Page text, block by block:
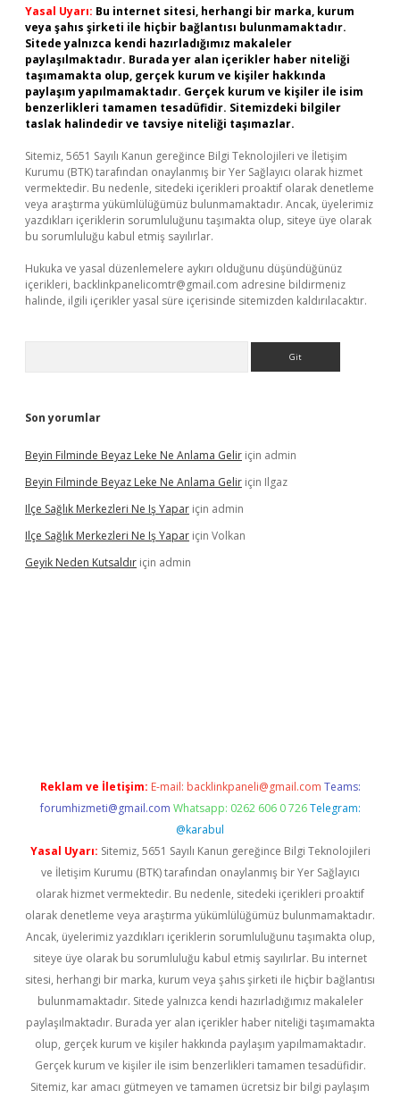
Yasal Uyarı: Bu internet sitesi, herhangi bir marka, kurum
veya şahıs şirketi ile hiçbir bağlantısı bulunmamaktadır.
Sitede yalnızca kendi hazırladığımız makaleler
paylaşılmaktadır. Burada yer alan içerikler haber niteliği
taşımamakta olup, gerçek kurum ve kişiler hakkında
paylaşım yapılmamaktadır. Gerçek kurum ve kişiler ile isim
benzerlikleri tamamen tesadüfidir. Sitemizdeki bilgiler
taslak halindedir ve tavsiye niteliği taşımazlar.
Sitemiz, 5651 Sayılı Kanun gereğince Bilgi Teknolojileri ve İletişim
Kurumu (BTK) tarafından onaylanmış bir Yer Sağlayıcı olarak hizmet
vermektedir. Bu nedenle, sitedeki içerikleri proaktif olarak denetleme
veya araştırma yükümlülüğümüz bulunmamaktadır. Ancak, üyelerimiz
yazdıkları içeriklerin sorumluluğunu taşımakta olup, siteye üye olarak
bu sorumluluğu kabul etmiş sayılırlar.
Hukuka ve yasal düzenlemelere aykırı olduğunu düşündüğünüz
içerikleri, backlinkpanelicomtr@gmail.com adresine bildirmeniz
halinde, ilgili içerikler yasal süre içerisinde sitemizden kaldırılacaktır.
Son yorumlar
Beyin Filminde Beyaz Leke Ne Anlama Gelir için admin
Beyin Filminde Beyaz Leke Ne Anlama Gelir için Ilgaz
Ilçe Sağlık Merkezleri Ne Iş Yapar için admin
Ilçe Sağlık Merkezleri Ne Iş Yapar için Volkan
Geyik Neden Kutsaldır için admin
Reklam ve İletişim: E-mail: backlinkpaneli@gmail.com Teams:
forumhizmeti@gmail.com Whatsapp: 0262 606 0 726 Telegram:
@karabul
Yasal Uyarı: Sitemiz, 5651 Sayılı Kanun gereğince Bilgi Teknolojileri
ve İletişim Kurumu (BTK) tarafından onaylanmış bir Yer Sağlayıcı
olarak hizmet vermektedir. Bu nedenle, sitedeki içerikleri proaktif
olarak denetleme veya araştırma yükümlülüğümüz bulunmamaktadır.
Ancak, üyelerimiz yazdıkları içeriklerin sorumluluğunu taşımakta olup,
siteye üye olarak bu sorumluluğu kabul etmiş sayılırlar. Bu internet
sitesi, herhangi bir marka, kurum veya şahıs şirketi ile hiçbir bağlantısı
bulunmamaktadır. Sitede yalnızca kendi hazırladığımız makaleler
paylaşılmaktadır. Burada yer alan içerikler haber niteliği taşımamakta
olup, gerçek kurum ve kişiler hakkında paylaşım yapılmamaktadır.
Gerçek kurum ve kişiler ile isim benzerlikleri tamamen tesadüfidir.
Sitemiz, kar amacı gütmeyen ve tamamen ücretsiz bir bilgi paylaşım